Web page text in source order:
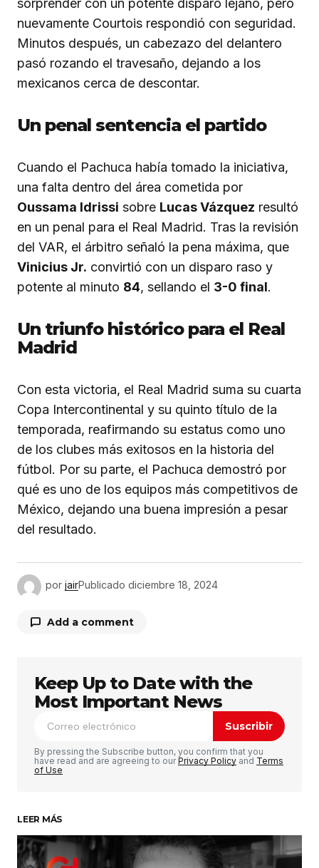
sorprender con un potente disparo lejano, pero
nuevamente Courtois respondió con seguridad.
Minutos después, un cabezazo del delantero
pasó rozando el travesaño, dejando a los
mexicanos cerca de descontar.
Un penal sentencia el partido
Cuando el Pachuca había tomado la iniciativa,
una falta dentro del área cometida por
Oussama Idrissi sobre Lucas Vázquez resultó
en un penal para el Real Madrid. Tras la revisión
del VAR, el árbitro señaló la pena máxima, que
Vinicius Jr. convirtió con un disparo raso y
potente al minuto 84, sellando el 3-0 final.
Un triunfo histórico para el Real
Madrid
Con esta victoria, el Real Madrid suma su cuarta
Copa Intercontinental y su quinto título de la
temporada, reafirmando su estatus como uno
de los clubes más exitosos en la historia del
fútbol. Por su parte, el Pachuca demostró por
qué es uno de los equipos más competitivos de
México, dejando una buena impresión a pesar
del resultado.
por jairPublicado diciembre 18, 2024
Add a comment
Tu dirección de correo electrónico no será
publicada. Los campos obligatorios están
marcados con*
Comentario *
Su nombre*
Keep Up to Date with the
Most Important News
Suscribir
By pressing the Subscribe button, you confirm that you
have read and are agreeing to ourPrivacy Policy and Terms
of Use
LEER MÁS